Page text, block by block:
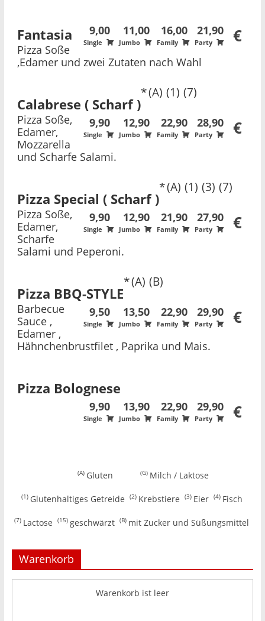
Fantasia 9,00
Single
11,00
Jumbo
16,00
Family
21,90
Party €
Pizza Soße
,Edamer und zwei Zutaten nach Wahl
Calabrese ( Scharf )
A 1 7
9,90
Single
12,90
Jumbo
22,90
Family
28,90
Party €
Pizza Soße,
Edamer,
Mozzarella
und Scharfe Salami.
Pizza Special ( Scharf )
A 1 3 7
9,90
Single
12,90
Jumbo
21,90
Family
27,90
Party €
Pizza Soße,
Edamer,
Scharfe
Salami und Peperoni.
Pizza BBQ-STYLE
A B
9,50
Single
13,50
Jumbo
22,90
Family
29,90
Party €
Barbecue
Sauce ,
Edamer ,
Hähnchenbrustfilet , Paprika und Mais.
Pizza Bolognese
9,90
Single
13,90
Jumbo
22,90
Family
29,90
Party €
A Gluten G Milch / Laktose
1 Glutenhaltiges Getreide 2 Krebstiere 3 Eier 4 Fisch
7 Lactose 15 geschwärzt B mit Zucker und Süßungsmittel
Warenkorb
Warenkorb ist leer